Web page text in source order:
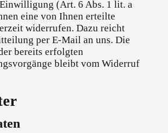
(Art. 6 Abs. 1 lit. a
eine von Ihnen erteilte
widerrufen. Dazu reicht
per E-Mail an uns. Die
bereits erfolgten
bleibt vom Widerruf